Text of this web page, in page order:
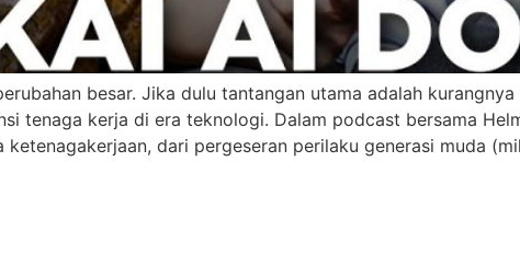
besar. Jika dulu tantangan utama adalah
tenaga kerja di era teknologi. Dalam podcast bersama
dari pergeseran perilaku generasi muda